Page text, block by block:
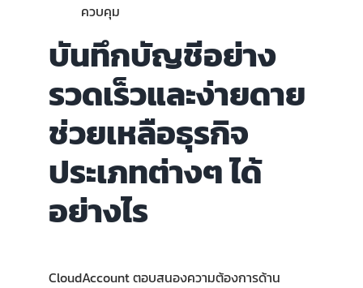
ควบคุม
บันทึกบัญชีอย่าง
รวดเร็วและง่ายดาย
ช่วยเหลือธุรกิจ
ประเภทต่างๆ ได้
อย่างไร
CloudAccount ตอบสนองความต้องการด้าน